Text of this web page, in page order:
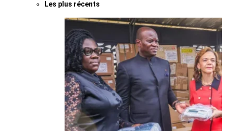
Les plus récents